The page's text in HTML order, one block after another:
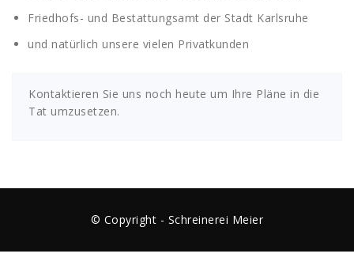
Friedhofs- und Bestattungsamt der Stadt Karlsruhe
und natürlich unsere vielen Privatkunden
Kontaktieren Sie uns noch heute um Ihre Pläne in die
Tat umzusetzen.
© Copyright - Schreinerei Meier